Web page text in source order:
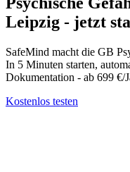
Leipzig - jetzt
SafeMind macht die GB
In 5 Minuten starten,
Dokumentation - ab 699 €/
Kostenlos testen